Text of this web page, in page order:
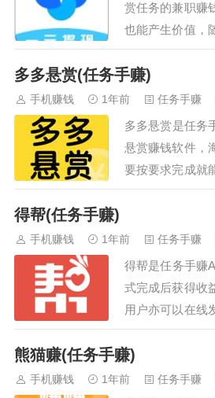
赏任务的兼职赚
也能产生价值，
下载APP注册登
可，一元即可提
平台发布您的需
成。在星帮(原
赏任务，更可以
邀请好友可获得
多多悬赏(任务手赚)
手机赚钱 1年前 任务手赚
多多悬赏是任务
悬赏赚钱软件，
要按要求完成就
任务多，满足
生党、宝妈、家
用闲暇时间赚钱
赶紧下载试试吧
得帮(任务手赚)
手机赚钱 1年前 任务手赚
得帮是任务手赚
式完成后获得收
用户亦可以在线
户帮您完成，特
宝妈，老人，上
吧！…
熊猫赚(任务手赚)
手机赚钱 1年前 任务手赚